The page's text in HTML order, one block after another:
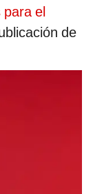
para el
de